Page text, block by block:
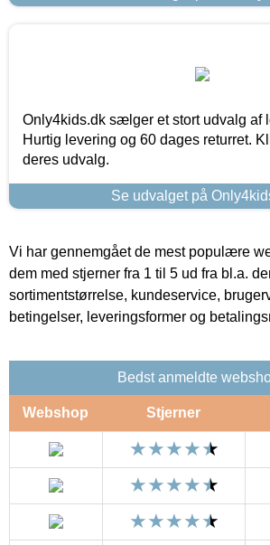
Only4kids.dk sælger et stort udvalg af
Hurtig levering og 60 dages returret.
deres udvalg.
Se udvalget på
Vi har gennemgået de mest populære
dem med stjerner fra 1 til 5 ud fra bl.a.
sortimentstørrelse, kundeservice,
betingelser, leveringsformer og
Bedst anmeldte
Webshop Stjerner